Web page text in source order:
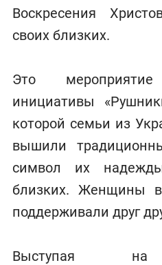
Воскресения
своих близких.
Это
инициативы
которой семьи из
вышили
символ их
близких. Женщины
поддерживали друг
Выступая на